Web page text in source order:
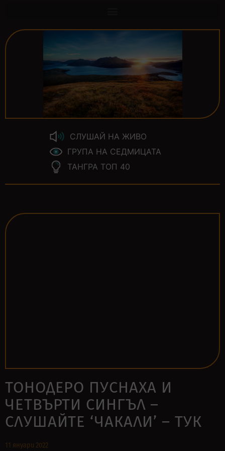
СЛУШАЙ НА ЖИВО
ГРУПА НА СЕДМИЦАТА
ТАНГРА ТОП 40
ТОНОДЕРО ПУСНАХА И
ЧЕТВЪРТИ СИНГЪЛ –
СЛУШАЙТЕ ‘ЧАКАЛИ’ – ТУК
11 януари 2022